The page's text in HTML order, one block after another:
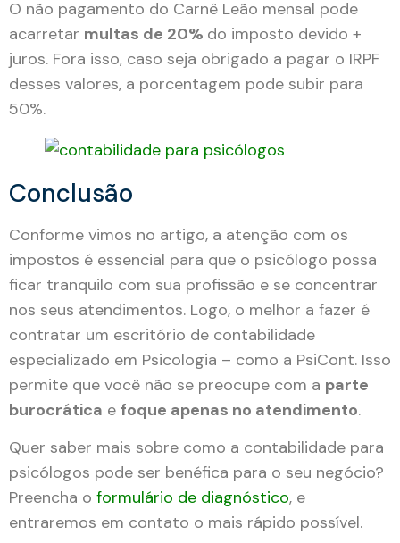
O não pagamento do Carnê Leão mensal pode
acarretar multas de 20% do imposto devido +
juros. Fora isso, caso seja obrigado a pagar o IRPF
desses valores, a porcentagem pode subir para
50%.
Conclusão
Conforme vimos no artigo, a atenção com os
impostos é essencial para que o psicólogo possa
ficar tranquilo com sua profissão e se concentrar
nos seus atendimentos. Logo, o melhor a fazer é
contratar um escritório de contabilidade
especializado em Psicologia – como a PsiCont. Isso
permite que você não se preocupe com a parte
burocrática e foque apenas no atendimento.
Quer saber mais sobre como a contabilidade para
psicólogos pode ser benéfica para o seu negócio?
Preencha o formulário de diagnóstico, e
entraremos em contato o mais rápido possível.